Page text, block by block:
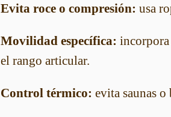
Evita roce o compresión: usa
Movilidad específica: incorpora
el rango articular.
Control térmico: evita saunas